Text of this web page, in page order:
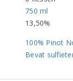
750 ml
13,50%
100% Pinot
Bevat